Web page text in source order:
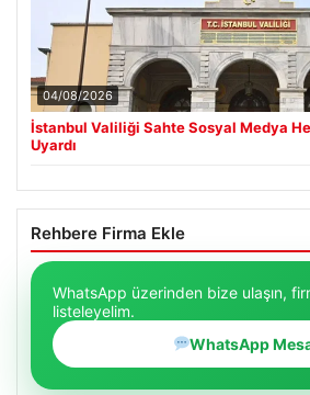
04/08/2026
İstanbul Valiliği Sahte Sosyal Medya
Uyardı
Rehbere Firma Ekle
WhatsApp üzerinden bize ulaşın,
listeleyelim.
WhatsApp